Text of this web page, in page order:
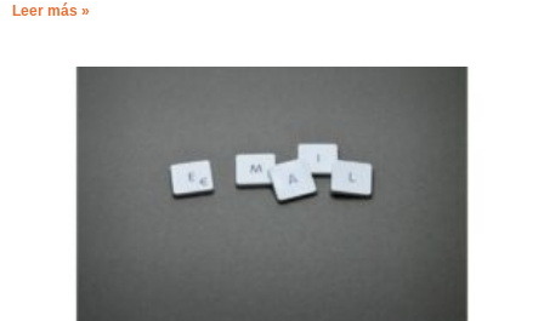
Leer más »